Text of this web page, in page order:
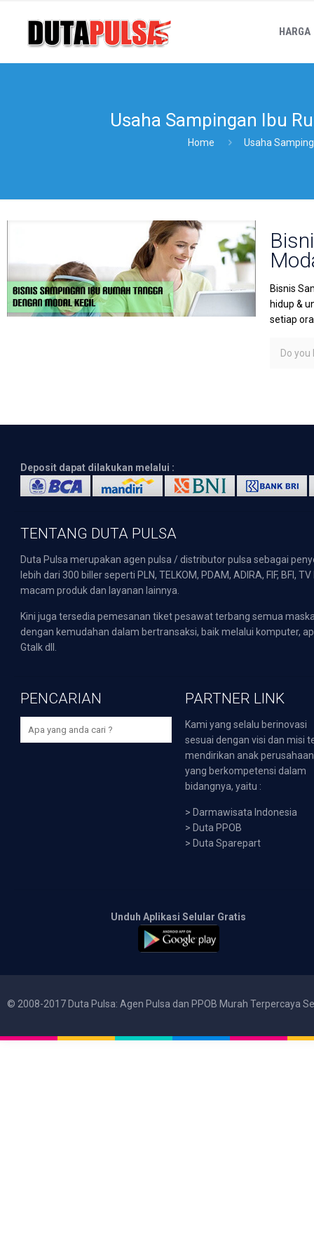
HARGA
Usaha Sampingan Ibu
Home Usaha
Bisnis
hidup &
setiap
Do you
Deposit dapat dilakukan melalui :
TENTANG DUTA PULSA
Duta Pulsa merupakan agen pulsa / distributor pulsa sebagai
lebih dari 300 biller seperti PLN, TELKOM, PDAM, ADIRA, FIF,
macam produk dan layanan lainnya.
Kini juga tersedia pemesanan tiket pesawat terbang semua
dengan kemudahan dalam bertransaksi, baik melalui komputer,
Gtalk dll.
PENCARIAN PARTNER LINK
Kami yang selalu berinovasi
sesuai dengan visi dan misi
mendirikan anak perusahaan
yang berkompetensi dalam
bidangnya, yaitu :
> Darmawisata Indonesia
> Duta PPOB
> Duta Sparepart
Unduh Aplikasi Selular Gratis
© 2008-2017 Duta Pulsa: Agen Pulsa dan PPOB Murah Terpercaya